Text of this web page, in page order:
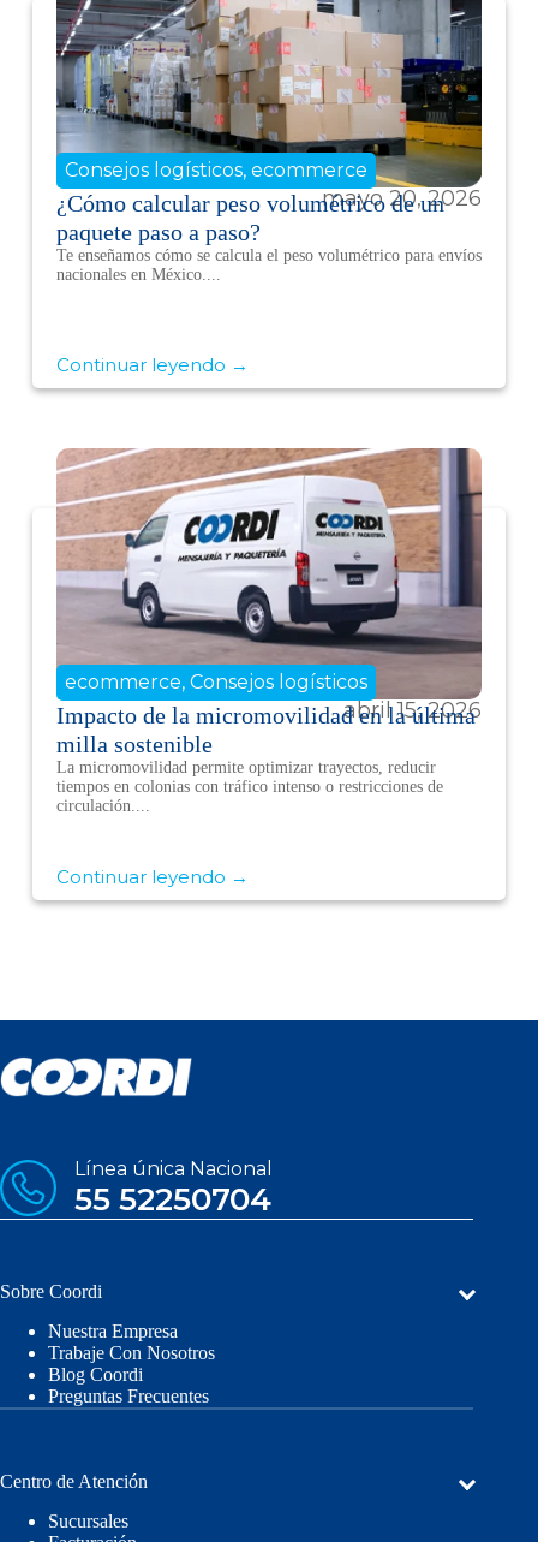
mayo 20, 2026
Consejos logísticos, ecommerce
¿Cómo calcular peso volumétrico de un
paquete paso a paso?
Te enseñamos cómo se calcula el peso volumétrico para envíos
nacionales en México....
Continuar leyendo →
abril 15, 2026
ecommerce, Consejos logísticos
Impacto de la micromovilidad en la última
milla sostenible
La micromovilidad permite optimizar trayectos, reducir
tiempos en colonias con tráfico intenso o restricciones de
circulación....
Continuar leyendo →
Línea única Nacional
55 52250704
Sobre Coordi
Nuestra Empresa
Trabaje Con Nosotros
Blog Coordi
Preguntas Frecuentes
Centro de Atención
Sucursales